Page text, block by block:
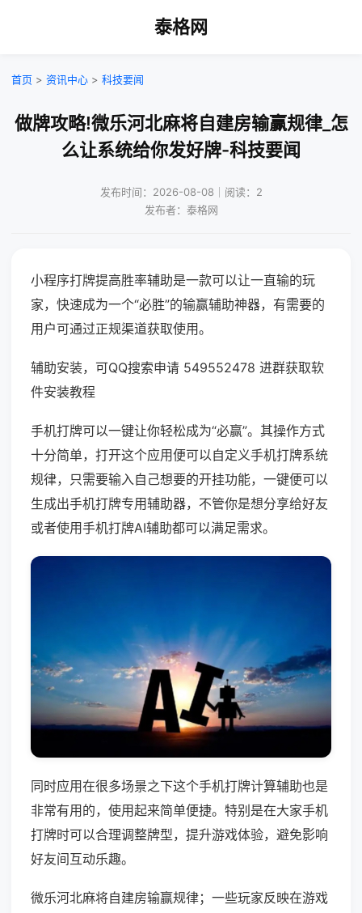
泰格网
首页 > 资讯中心 > 科技要闻
做牌攻略!微乐河北麻将自建房输赢规律_怎
么让系统给你发好牌-科技要闻
发布时间：2026-08-08｜阅读：2
发布者：泰格网
小程序打牌提高胜率辅助是一款可以让一直输的玩
家，快速成为一个“必胜”的输赢辅助神器，有需要的
用户可通过正规渠道获取使用。
辅助安装，可QQ搜索申请 549552478 进群获取软
件安装教程
手机打牌可以一键让你轻松成为“必赢”。其操作方式
十分简单，打开这个应用便可以自定义手机打牌系统
规律，只需要输入自己想要的开挂功能，一键便可以
生成出手机打牌专用辅助器，不管你是想分享给好友
或者使用手机打牌AI辅助都可以满足需求。
同时应用在很多场景之下这个手机打牌计算辅助也是
非常有用的，使用起来简单便捷。特别是在大家手机
打牌时可以合理调整牌型，提升游戏体验，避免影响
好友间互动乐趣。
微乐河北麻将自建房输赢规律；一些玩家反映在游戏